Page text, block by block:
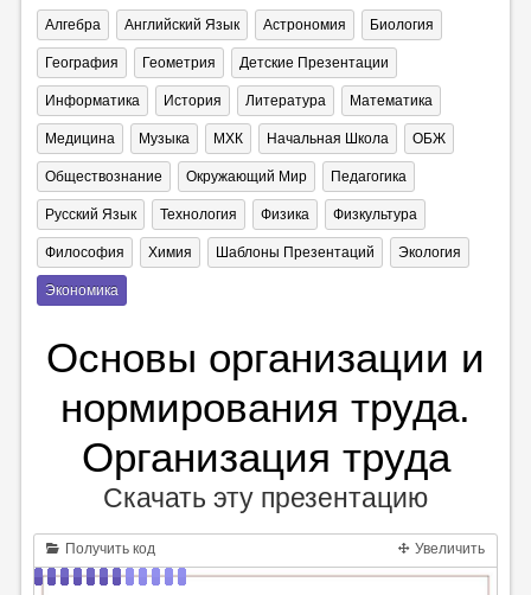
Алгебра Английский Язык Астрономия Биология
География Геометрия Детские Презентации
Информатика История Литература Математика
Медицина Музыка МХК Начальная Школа ОБЖ
Обществознание Окружающий Мир Педагогика
Русский Язык Технология Физика Физкультура
Философия Химия Шаблоны Презентаций Экология
Экономика
Основы организации и
нормирования труда.
Организация труда
Скачать эту презентацию
Получить код Увеличить